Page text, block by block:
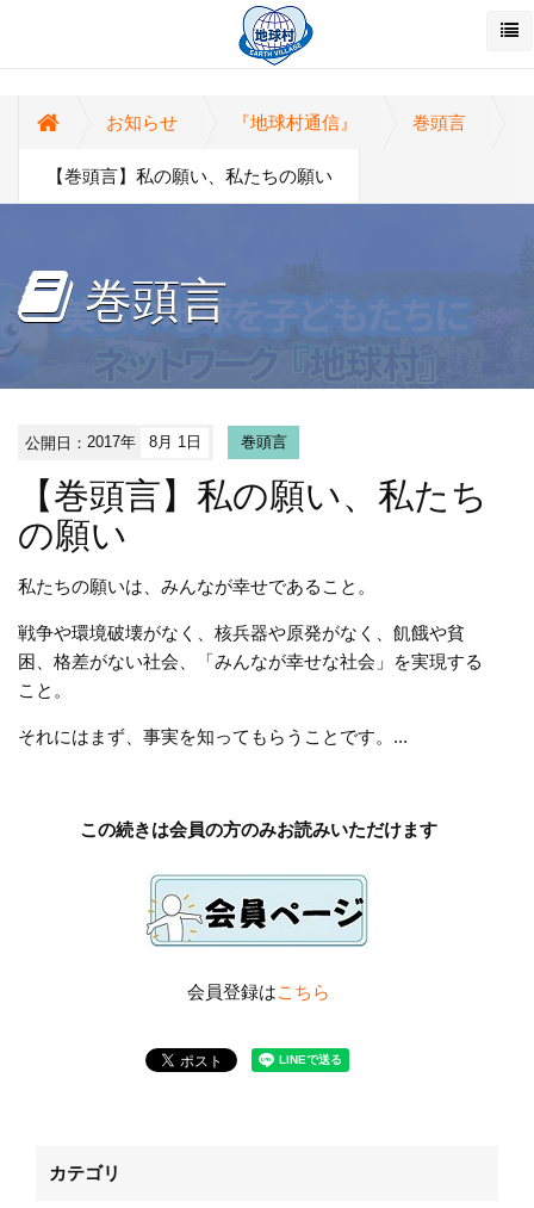
お知らせ 『地球村通信』 巻頭言
【巻頭言】私の願い、私たちの願い
巻頭言
公開日：2017年 8月 1日 巻頭言
【巻頭言】私の願い、私たち
の願い
私たちの願いは、みんなが幸せであること。
戦争や環境破壊がなく、核兵器や原発がなく、飢餓や貧
困、格差がない社会、「みんなが幸せな社会」を実現する
こと。
それにはまず、事実を知ってもらうことです。...
この続きは会員の方のみお読みいただけます
会員登録はこちら
カテゴリ